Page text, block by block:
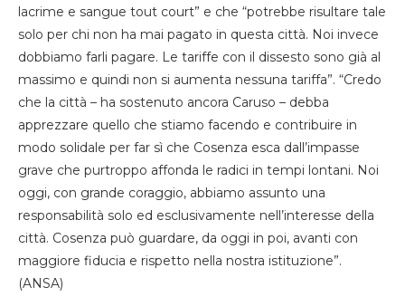
lacrime e sangue tout court” e che “potrebbe risultare tale
solo per chi non ha mai pagato in questa città. Noi invece
dobbiamo farli pagare. Le tariffe con il dissesto sono già al
massimo e quindi non si aumenta nessuna tariffa”. “Credo
che la città – ha sostenuto ancora Caruso – debba
apprezzare quello che stiamo facendo e contribuire in
modo solidale per far sì che Cosenza esca dall’impasse
grave che purtroppo affonda le radici in tempi lontani. Noi
oggi, con grande coraggio, abbiamo assunto una
responsabilità solo ed esclusivamente nell’interesse della
città. Cosenza può guardare, da oggi in poi, avanti con
maggiore fiducia e rispetto nella nostra istituzione”.
(ANSA)